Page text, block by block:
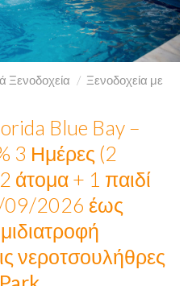
Ξενοδοχεία / Ξενοδοχεία με
Blue Bay –
3 Ημέρες (2
άτομα + 1 παιδί
09/2026 έως
νεροτσουλήθρες